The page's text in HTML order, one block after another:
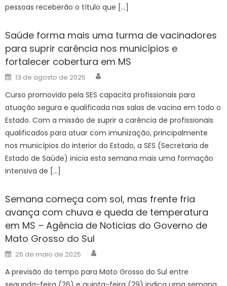
pessoas receberão o título que […]
Saúde forma mais uma turma de vacinadores
para suprir carência nos municípios e
fortalecer cobertura em MS
Posted
on
13 de agosto de 2025
Curso promovido pela SES capacita profissionais para
atuação segura e qualificada nas salas de vacina em todo o
Estado. Com a missão de suprir a carência de profissionais
qualificados para atuar com imunização, principalmente
nos municípios do interior do Estado, a SES (Secretaria de
Estado de Saúde) inicia esta semana mais uma formação
intensiva de […]
Semana começa com sol, mas frente fria
avança com chuva e queda de temperatura
em MS – Agência de Noticias do Governo de
Mato Grosso do Sul
Posted
on
26 de maio de 2025
A previsão do tempo para Mato Grosso do Sul entre